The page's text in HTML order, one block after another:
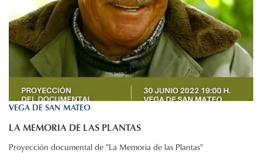
VEGA DE SAN MATEO
LA MEMORIA DE LAS PLANTAS
Proyección documental de "La Memoria de las Plantas"